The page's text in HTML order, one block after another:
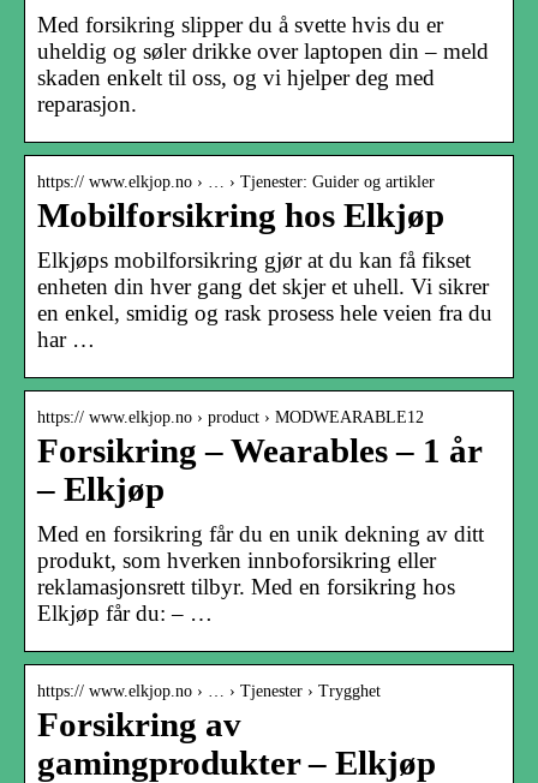
Med forsikring slipper du å svette hvis du er
uheldig og søler drikke over laptopen din – meld
skaden enkelt til oss, og vi hjelper deg med
reparasjon.
https:// www.elkjop.no › … › Tjenester: Guider og artikler
Mobilforsikring hos Elkjøp
Elkjøps mobilforsikring gjør at du kan få fikset
enheten din hver gang det skjer et uhell. Vi sikrer
en enkel, smidig og rask prosess hele veien fra du
har …
https:// www.elkjop.no › product › MODWEARABLE12
Forsikring – Wearables – 1 år
– Elkjøp
Med en forsikring får du en unik dekning av ditt
produkt, som hverken innboforsikring eller
reklamasjonsrett tilbyr. Med en forsikring hos
Elkjøp får du: – …
https:// www.elkjop.no › … › Tjenester › Trygghet
Forsikring av
gamingprodukter – Elkjøp